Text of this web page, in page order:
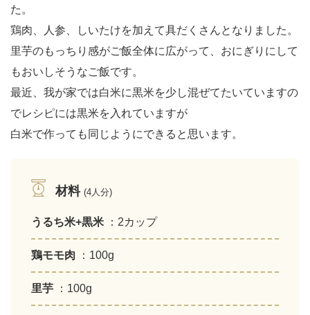
た。
鶏肉、人参、しいたけを加えて具だくさんとなりました。
里芋のもっちり感がご飯全体に広がって、おにぎりにして
もおいしそうなご飯です。
最近、我が家では白米に黒米を少し混ぜてたいていますの
でレシピには黒米を入れていますが
白米で作っても同じようにできると思います。
材料 (4人分)
うるち米+黒米 ：2カップ
鶏モモ肉 ：100g
里芋 ：100g